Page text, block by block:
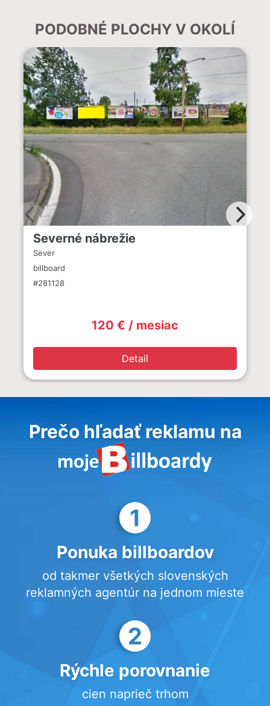
PODOBNÉ PLOCHY V OKOLÍ
Severné nábrežie
Sever
billboard
#281128
120 € / mesiac
Detail
Prečo hľadať reklamu na
1
Ponuka billboardov
od takmer všetkých slovenských
reklamných agentúr na jednom mieste
2
Rýchle porovnanie
cien naprieč trhom